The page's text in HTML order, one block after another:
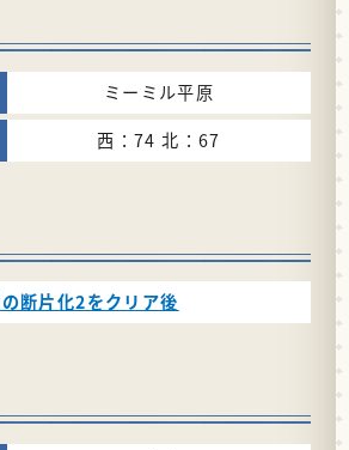
ミーミル平原
西：74 北：67
断片化2をクリア後